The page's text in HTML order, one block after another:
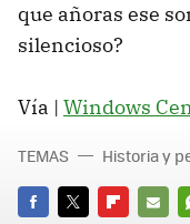
que añoras ese
silencioso?
Vía | Windows
TEMAS Historia y